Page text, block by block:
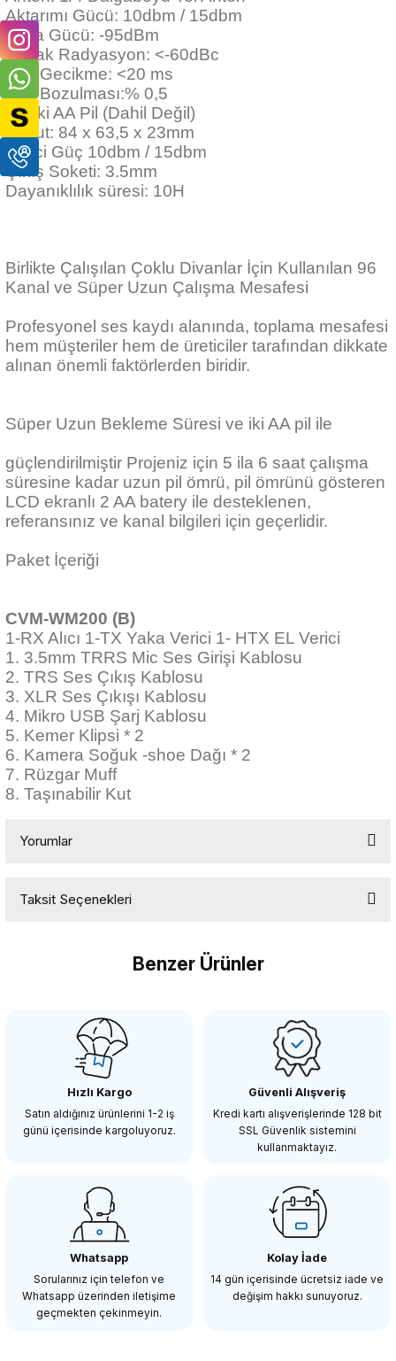
Aktarımı Gücü: 10dbm / 15dbm
Alma Gücü: -95dBm
Kaçak Radyasyon: <-60dBc
Ses Gecikme: <20 ms
Ses Bozulması:% 0,5
Pil: İki AA Pil (Dahil Değil)
Boyut: 84 x 63,5 x 23mm
Verici Güç 10dbm / 15dbm
Çıkış Soketi: 3.5mm
Dayanıklılık süresi: 10H
Birlikte Çalışılan Çoklu Divanlar İçin Kullanılan 96
Kanal ve Süper Uzun Çalışma Mesafesi
Profesyonel ses kaydı alanında, toplama mesafesi
hem müşteriler hem de üreticiler tarafından dikkate
alınan önemli faktörlerden biridir.
Süper Uzun Bekleme Süresi ve iki AA pil ile
güçlendirilmiştir Projeniz için 5 ila 6 saat çalışma
süresine kadar uzun pil ömrü, pil ömrünü gösteren
LCD ekranlı 2 AA batery ile desteklenen,
referansınız ve kanal bilgileri için geçerlidir.
Paket İçeriği
CVM-WM200 (B)
1-RX Alıcı 1-TX Yaka Verici 1- HTX EL Verici
1. 3.5mm TRRS Mic Ses Girişi Kablosu
2. TRS Ses Çıkış Kablosu
3. XLR Ses Çıkışı Kablosu
4. Mikro USB Şarj Kablosu
5. Kemer Klipsi * 2
6. Kamera Soğuk -shoe Dağı * 2
7. Rüzgar Muff
8. Taşınabilir Kut
Yorumlar
Yorum Yaz
Taksit Seçenekleri
Benzer Ürünler
Comica CVM-WM200C Tekli Yaka Mikrofonu
Comica CVM-WM200TX 96 Kanal 120m Yaka Vericisi Mikrofon
2.198,86 TL
Hızlı Kargo
Satın aldığınız ürünlerini 1-2 iş
günü içerisinde kargoluyoruz.
Güvenli Alışveriş
Kredi kartı alışverişlerinde 128 bit
SSL Güvenlik sistemini
kullanmaktayız.
Whatsapp
Sorularınız için telefon ve
Whatsapp üzerinden iletişime
geçmekten çekinmeyin.
Kolay İade
14 gün içerisinde ücretsiz iade ve
değişim hakkı sunuyoruz.